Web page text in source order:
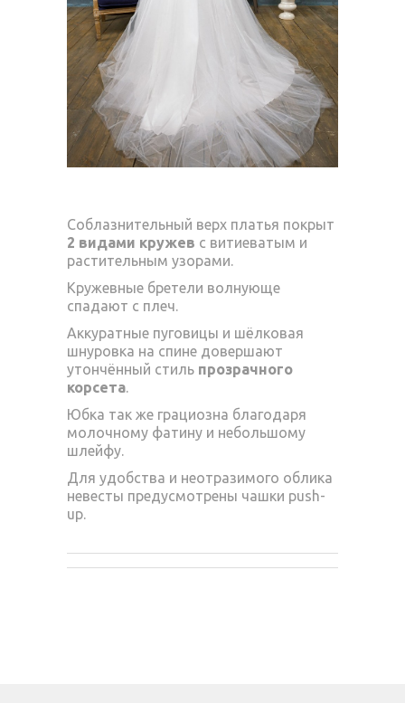
Соблазнительный верх платья покрыт
2 видами кружев с витиеватым и
растительным узорами.
Кружевные бретели волнующе
спадают с плеч.
Аккуратные пуговицы и шёлковая
шнуровка на спине довершают
утончённый стиль прозрачного
корсета.
Юбка так же грациозна благодаря
молочному фатину и небольшому
шлейфу.
Для удобства и неотразимого облика
невесты предусмотрены чашки push-
up.